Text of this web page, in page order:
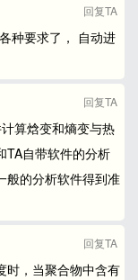
回复TA
种要求了， 自动进
回复TA
算焓变和熵变与热
TA自带软件的分析
般的分析软件得到准
回复TA
时，当聚合物中含有